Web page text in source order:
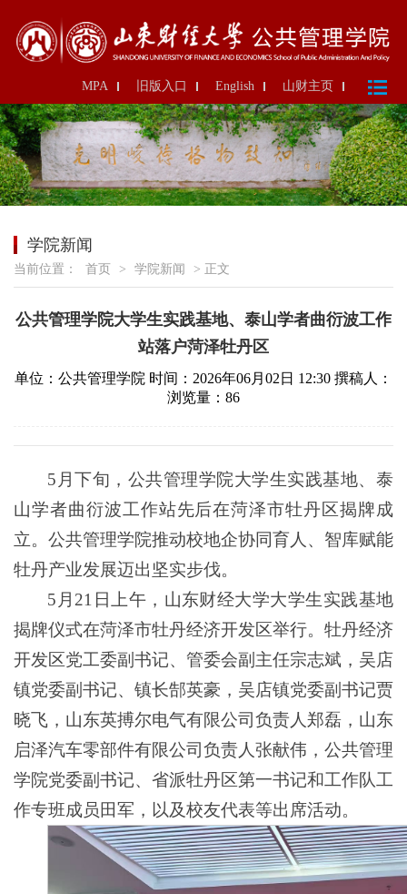
山财主页
English
旧版入口
MPA
学院新闻
当前位置： 首页 > 学院新闻 > 正文
公共管理学院大学生实践基地、泰山学者曲衍波工作
站落户菏泽牡丹区
单位：公共管理学院 时间：2026年06月02日 12:30 撰稿人：
浏览量： 86
5月下旬，公共管理学院大学生实践基地、泰
山学者曲衍波工作站先后在菏泽市牡丹区揭牌成
立。公共管理学院推动校地企协同育人、智库赋能
牡丹产业发展迈出坚实步伐。
5月21日上午，山东财经大学大学生实践基地
揭牌仪式在菏泽市牡丹经济开发区举行。牡丹经济
开发区党工委副书记、管委会副主任宗志斌，吴店
镇党委副书记、镇长郜英豪，吴店镇党委副书记贾
晓飞，山东英搏尔电气有限公司负责人郑磊，山东
启泽汽车零部件有限公司负责人张献伟，公共管理
学院党委副书记、省派牡丹区第一书记和工作队工
作专班成员田军，以及校友代表等出席活动。